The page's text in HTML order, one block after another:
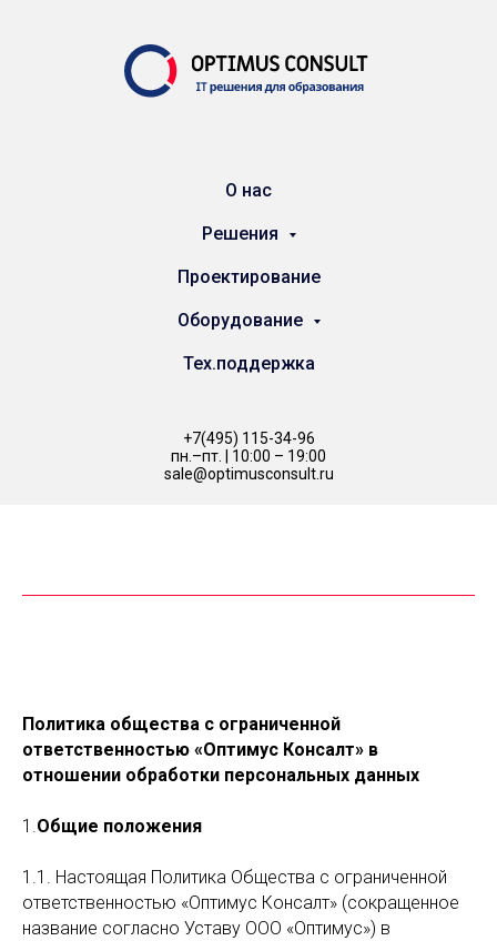
О нас
Решения
Проектирование
Оборудование
Тех.поддержка
+7(495) 1 15-34-96
пн.–пт. | 10:00 – 19:00
sale@optimusconsult.ru
Политика общества с ограниченной
ответственностью «Оптимус Консалт» в
отношении обработки персональных данных
1.Общие положения
1.1. Настоящая Политика Общества с ограниченной
ответственностью «Оптимус Консалт» (сокращенное
название согласно Уставу ООО «Оптимус») в